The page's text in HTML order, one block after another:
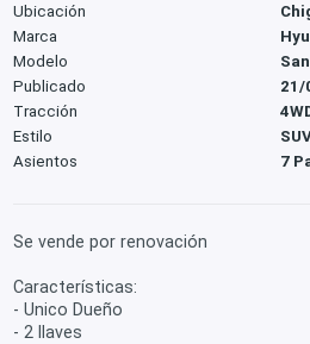
Ubicación
Marca
Modelo
Publicado
21/
Tracción
Estilo
Asientos
7
Se vende por renovación
Características:
- Unico Dueño
- 2 llaves